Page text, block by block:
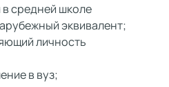
в средней школе
эквивалент;
личность
в вуз;